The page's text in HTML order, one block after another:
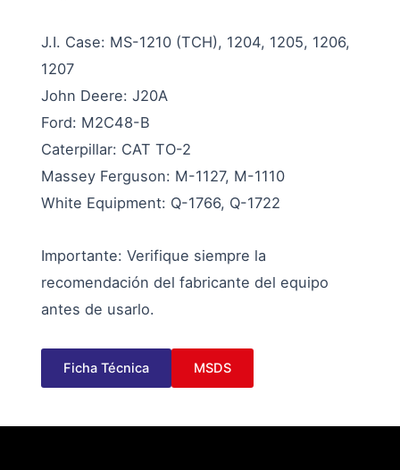
J.I. Case: MS-1210 (TCH), 1204, 1205, 1206,
1207
John Deere: J20A
Ford: M2C48-B
Caterpillar: CAT TO-2
Massey Ferguson: M-1127, M-1110
White Equipment: Q-1766, Q-1722
Importante: Verifique siempre la
recomendación del fabricante del equipo
antes de usarlo.
Ficha Técnica MSDS